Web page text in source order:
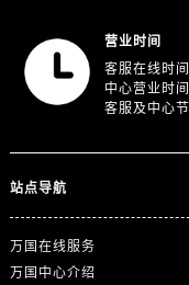
营业时间
客服在线时
中心营业时
客服及中心
站点导航
万国在线服务
万国中心介绍